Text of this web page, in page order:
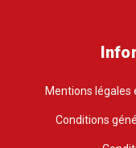
Mentions légales
Conditions